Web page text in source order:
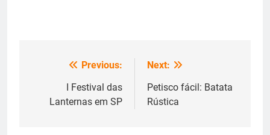
Navegação
Previous:
I Festival das
Lanternas em SP
Next:
Petisco fácil: Batata
Rústica